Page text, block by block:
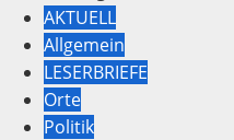
AKTUELL
Allgemein
LESERBRIEFE
Orte
Politik